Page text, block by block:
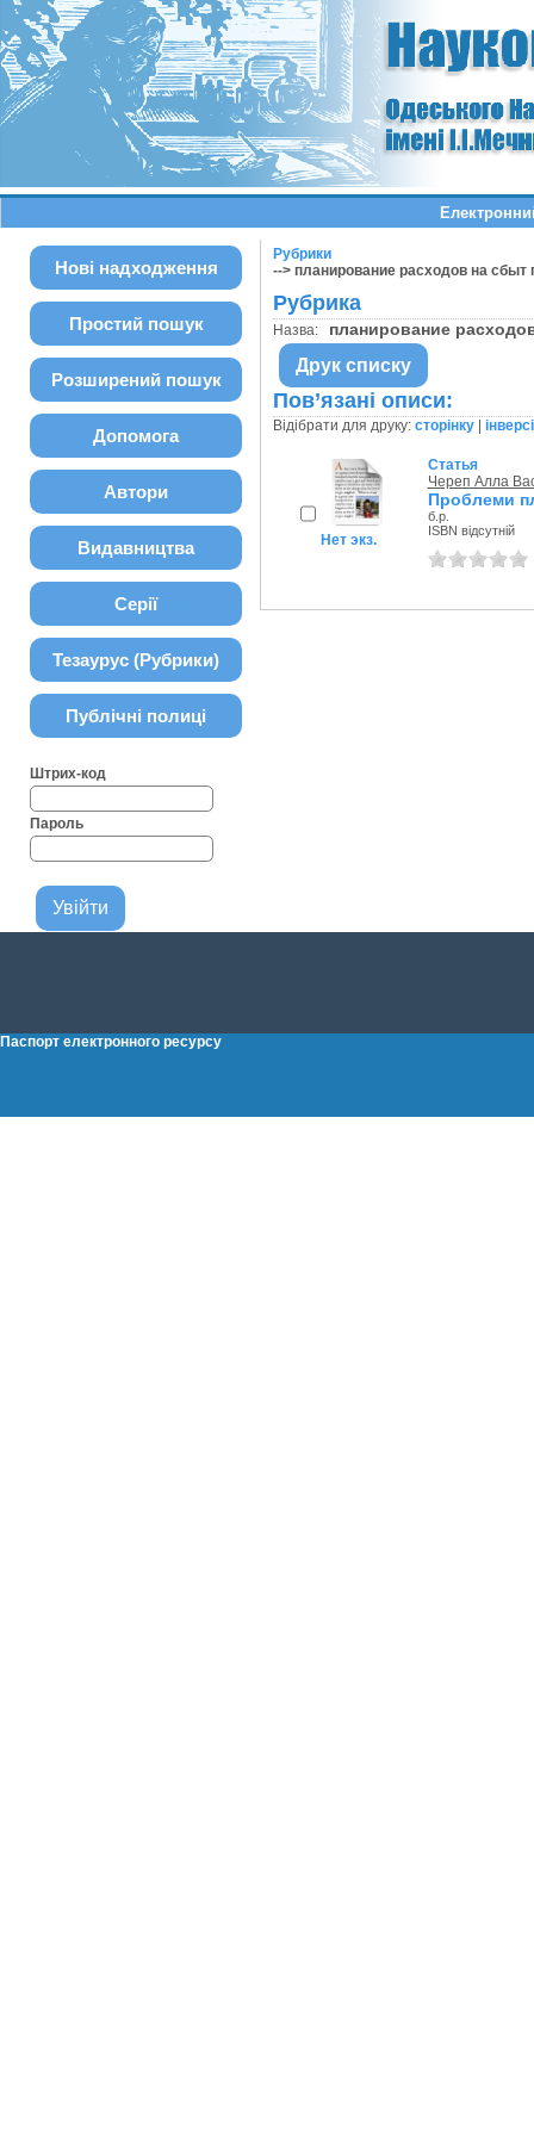
Нові надходження
Простий пошук
Розширений пошук
Допомога
Автори
Видавництва
Серії
Тезаурус (Рубрики)
Публічні полиці
Штрих-код
Пароль
Рубрики
--> планирование расходов на сбыт
Рубрика
Назва: планирование
Друк списку
Пов’язані описи:
Відібрати для друку: сторінку|
Нет экз.
Статья
Череп Алла
Проблеми
б.р.
ISBN відсутній
Паспорт електронного ресурсу